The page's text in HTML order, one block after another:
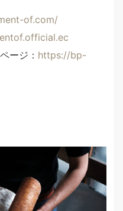
of.com/
ージ： https://bp-